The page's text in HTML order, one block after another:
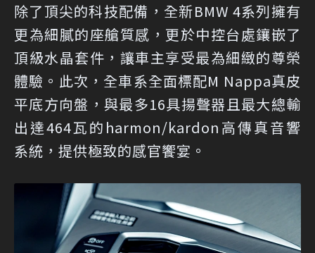
除了頂尖的科技配備，全新BMW 4系列擁有
更為細膩的座艙質感，更於中控台處鑲嵌了
頂級水晶套件，讓車主享受最為細緻的尊榮
體驗。此次，全車系全面標配M Nappa真皮
平底方向盤，與最多16具揚聲器且最大總輸
出達464瓦的harmon/kardon高傳真音響
系統，提供極致的感官饗宴。